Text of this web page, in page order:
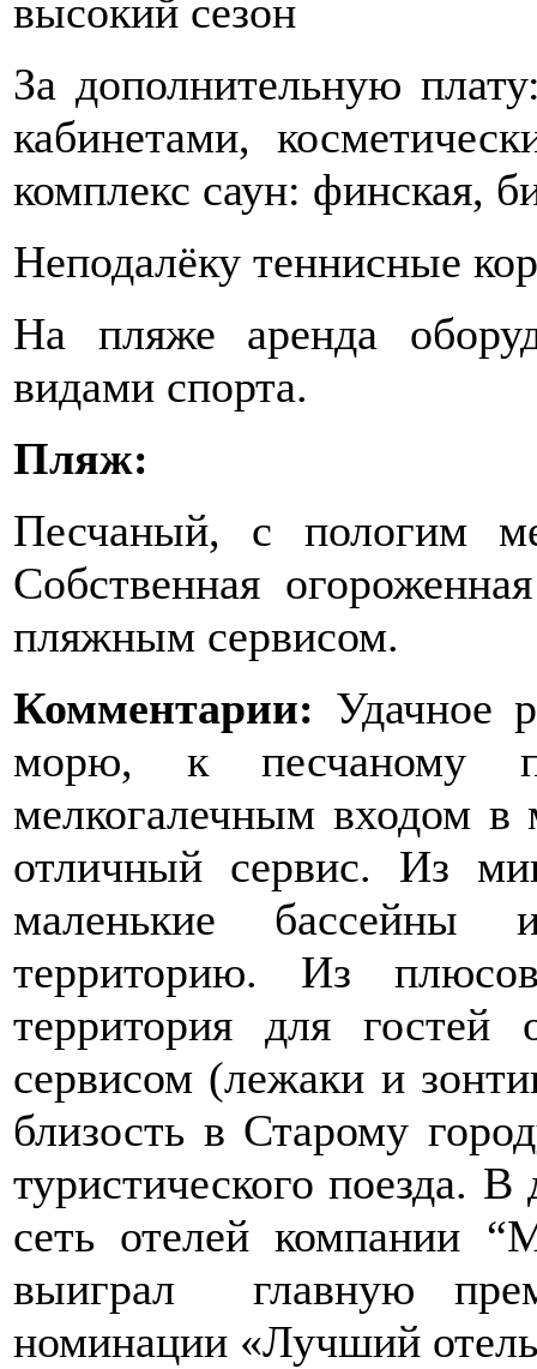
высокий сезон
За дополнительную
кабинетами,
комплекс саун: финская,
Неподалёку теннисные
На пляже аренда
видами спорта.
Пляж:
Песчаный, с пологим
Собственная
пляжным сервисом.
Комментарии: Удачное
морю, к песчаному
мелкогалечным входом в
отличный сервис. Из
маленькие
территорию. Из
территория для
сервисом (лежаки и
близость в Старому
туристического поезда.
сеть отелей компании
выиграл главную
номинации «Лучший